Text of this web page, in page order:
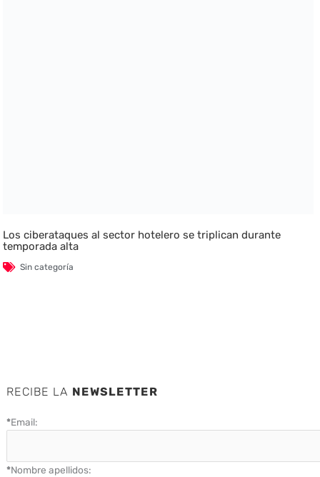
Los ciberataques al sector hotelero se triplican durante
temporada alta
Sin categoría
RECIBE LA NEWSLETTER
*Email:
*Nombre apellidos: